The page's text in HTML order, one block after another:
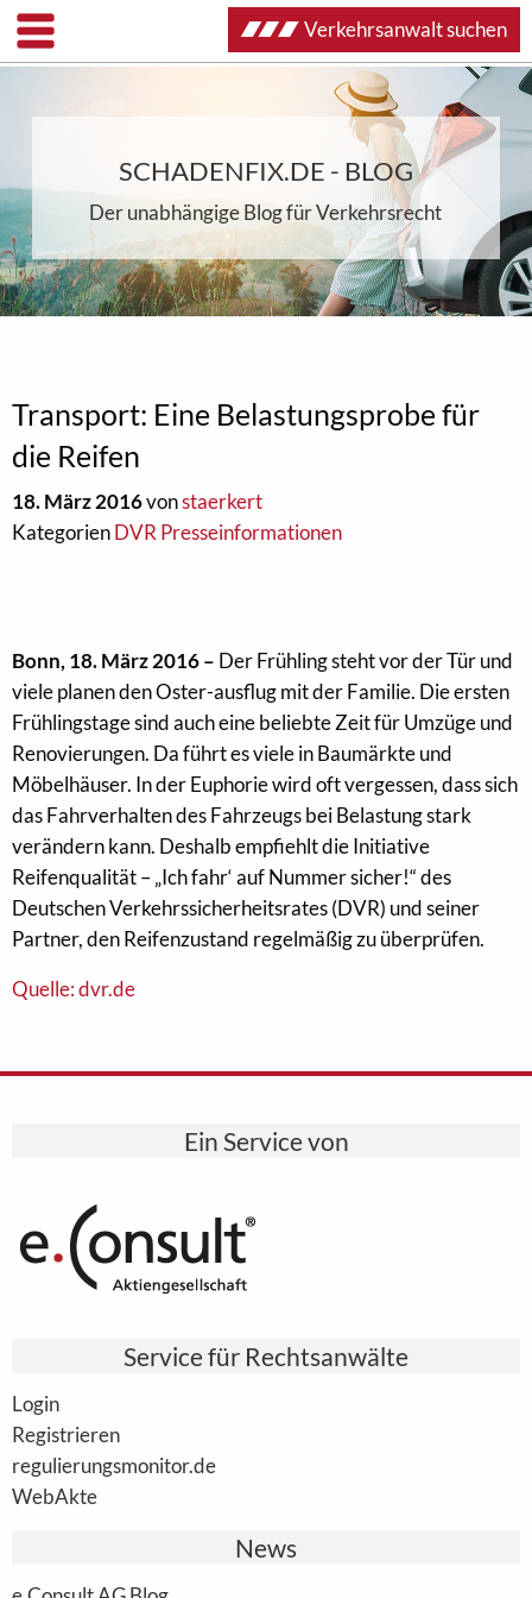
SCHADENFIX.DE - BLOG
Der unabhängige Blog für Verkehrsrecht
Transport: Eine Belastungsprobe für
die Reifen
18. März 2016vonstaerkert
KategorienDVR Presseinformationen
Bonn, 18. März 2016 – Der Frühling steht vor der Tür und
viele planen den Oster-ausflug mit der Familie. Die ersten
Frühlingstage sind auch eine beliebte Zeit für Umzüge und
Renovierungen. Da führt es viele in Baumärkte und
Möbelhäuser. In der Euphorie wird oft vergessen, dass sich
das Fahrverhalten des Fahrzeugs bei Belastung stark
verändern kann. Deshalb empfiehlt die Initiative
Reifenqualität – „Ich fahr‘ auf Nummer sicher!“ des
Deutschen Verkehrssicherheitsrates (DVR) und seiner
Partner, den Reifenzustand regelmäßig zu überprüfen.
Quelle: dvr.de
Ein Service von
Service für Rechtsanwälte
Login
Registrieren
regulierungsmonitor.de
WebAkte
News
Verkehrsanwalt suchen